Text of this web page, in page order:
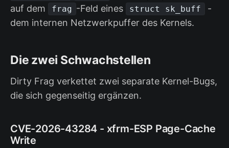
auf dem
frag -Feld eines struct sk_buff
-
dem internen Netzwerkpuffer des Kernels.
Die zwei Schwachstellen
Dirty Frag verkettet zwei separate Kernel-Bugs,
die sich gegenseitig ergänzen.
CVE-2026-43284 - xfrm-ESP Page-Cache
Write